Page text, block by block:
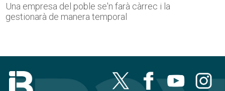
Una empresa del poble se'n farà càrrec i la
gestionarà de manera temporal